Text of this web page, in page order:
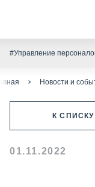
#Управление
Новости и
К
01.11.2022